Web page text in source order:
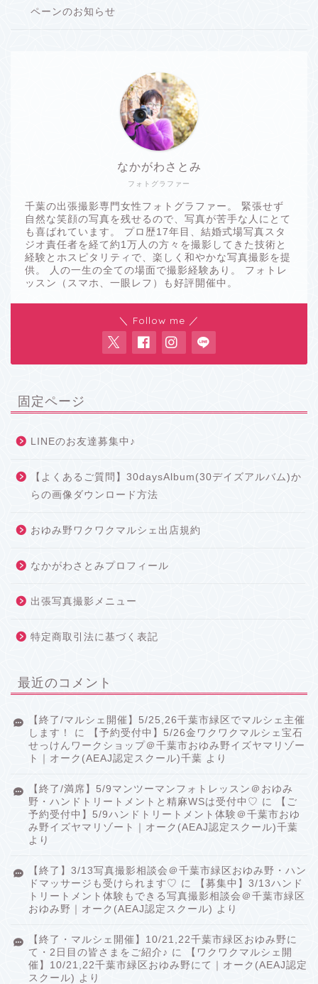
ペーンのお知らせ
フォトグラファー
なかがわさとみ
千葉の出張撮影専門女性フォトグラファー。 緊張せず
自然な笑顔の写真を残せるので、写真が苦手な人にとて
も喜ばれています。 プロ歴17年目、結婚式場写真スタ
ジオ責任者を経て約1万人の方々を撮影してきた技術と
経験とホスピタリティで、楽しく和やかな写真撮影を提
供。 人の一生の全ての場面で撮影経験あり。 フォトレ
ッスン（スマホ、一眼レフ）も好評開催中。
＼ Follow me ／
固定ページ
LINEのお友達募集中♪
【よくあるご質問】30daysAlbum(30デイズアルバム)か
らの画像ダウンロード方法
おゆみ野ワクワクマルシェ出店規約
なかがわさとみプロフィール
出張写真撮影メニュー
特定商取引法に基づく表記
最近のコメント
【終了/マルシェ開催】5/25,26千葉市緑区でマルシェ主催
します！
に
【予約受付中】5/26金ワクワクマルシェ宝石
せっけんワークショップ＠千葉市おゆみ野イズヤマリゾー
ト｜オーク(AEAJ認定スクール)千葉 より
【終了/満席】5/9マンツーマンフォトレッスン＠おゆみ
野・ハンドトリートメントと精麻WSは受付中♡ に
【ご
予約受付中】5/9ハンドトリートメント体験＠千葉市おゆ
み野イズヤマリゾート｜オーク(AEAJ認定スクール)千葉
より
【終了】3/13写真撮影相談会＠千葉市緑区おゆみ野・ハン
ドマッサージも受けられます♡ に
【募集中】3/13ハンド
トリートメント体験もできる写真撮影相談会＠千葉市緑区
おゆみ野｜オーク(AEAJ認定スクール) より
【終了・マルシェ開催】10/21,22千葉市緑区おゆみ野に
て・2日目の皆さまをご紹介♪ に
【ワクワクマルシェ開
催】10/21,22千葉市緑区おゆみ野にて｜オーク(AEAJ認定
スクール) より